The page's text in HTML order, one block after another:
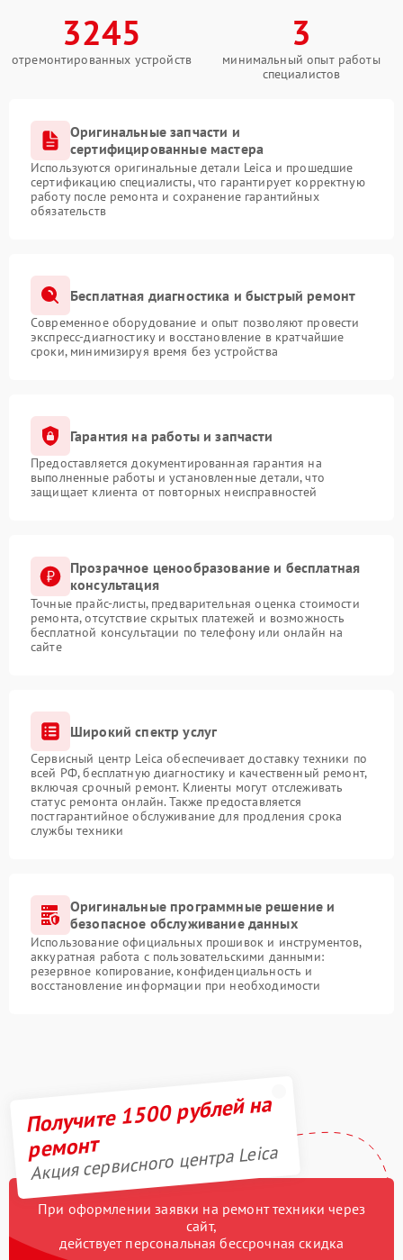
3245
отремонтированных устройств
3
минимальный опыт работы
специалистов
Оригинальные запчасти и
сертифицированные мастера
Используются оригинальные детали Leica и прошедшие
сертификацию специалисты, что гарантирует корректную
работу после ремонта и сохранение гарантийных
обязательств
Бесплатная диагностика и быстрый ремонт
Современное оборудование и опыт позволяют провести
экспресс-диагностику и восстановление в кратчайшие
сроки, минимизируя время без устройства
Гарантия на работы и запчасти
Предоставляется документированная гарантия на
выполненные работы и установленные детали, что
защищает клиента от повторных неисправностей
Прозрачное ценообразование и бесплатная
консультация
Точные прайс-листы, предварительная оценка стоимости
ремонта, отсутствие скрытых платежей и возможность
бесплатной консультации по телефону или онлайн на
сайте
Широкий спектр услуг
Сервисный центр Leica обеспечивает доставку техники по
всей РФ, бесплатную диагностику и качественный ремонт,
включая срочный ремонт. Клиенты могут отслеживать
статус ремонта онлайн. Также предоставляется
постгарантийное обслуживание для продления срока
службы техники
Оригинальные программные решение и
безопасное обслуживание данных
Использование официальных прошивок и инструментов,
аккуратная работа с пользовательскими данными:
резервное копирование, конфиденциальность и
восстановление информации при необходимости
Получите 1500 рублей на
ремонт
Акция сервисного центра Leica
При оформлении заявки на ремонт техники через
сайт,
действует персональная бессрочная скидка